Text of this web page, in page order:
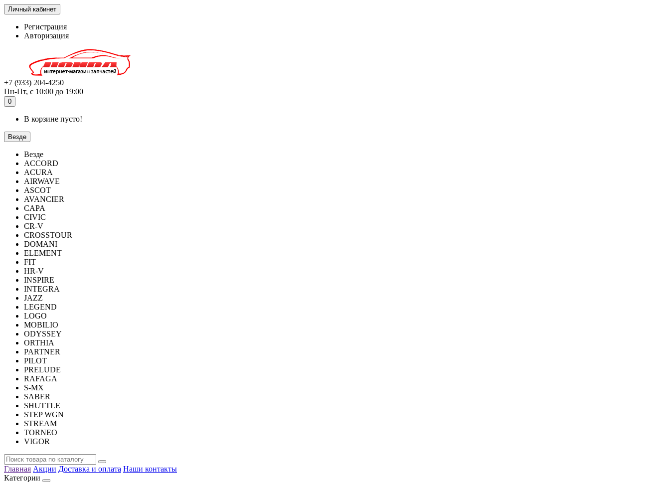
Личный кабинет
Регистрация
Авторизация
+7 (933) 204-4250
Пн-Пт, с 10:00 до 19:00
0
В корзине пусто!
Везде
Везде
ACCORD
ACURA
AIRWAVE
ASCOT
AVANCIER
CAPA
CIVIC
CR-V
CROSSTOUR
DOMANI
ELEMENT
FIT
HR-V
INSPIRE
INTEGRA
JAZZ
LEGEND
LOGO
MOBILIO
ODYSSEY
ORTHIA
PARTNER
PILOT
PRELUDE
RAFAGA
S-MX
SABER
SHUTTLE
STEP WGN
STREAM
TORNEO
VIGOR
Главная Акции Доставка и оплата Наши контакты
Категории